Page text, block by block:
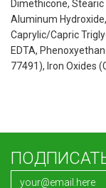
Dimethicone,
Aluminum
Caprylic/Capric
EDTA,
77491), Iron Oxides